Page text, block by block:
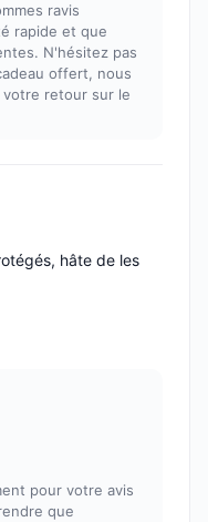
ravis
rapide et que
N'hésitez pas
offert, nous
retour sur le
hâte de les
pour votre avis
que